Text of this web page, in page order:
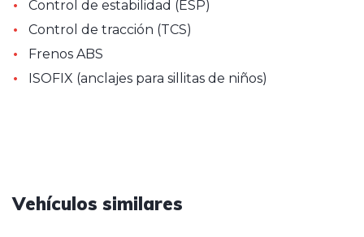
Control de estabilidad (ESP)
• Control de tracción (TCS)
• Frenos ABS
• ISOFIX (anclajes para sillitas de niños)
Vehículos similares